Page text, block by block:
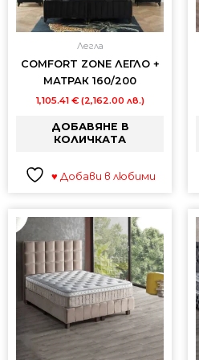
Легла
COMFORT ZONE ЛЕГЛО +
МАТРАК 160/200
1,105.41 € (2,162.00 лв.)
ДОБАВЯНЕ В
КОЛИЧКАТА
♥ Добави в любими